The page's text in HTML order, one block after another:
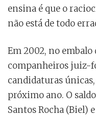
ensina é que o
não está de todo
Em 2002, no embalo
companheiros juiz-
candidaturas
próximo ano. O
Santos Rocha (Biel)